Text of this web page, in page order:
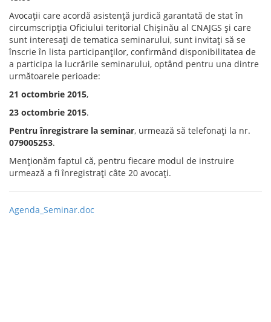
Avocaţii care acordă asistenţă jurdică garantată de stat în
circumscripţia Oficiului teritorial Chişinău al CNAJGS şi care
sunt interesaţi de tematica seminarului, sunt invitaţi să se
înscrie în lista participanţilor, confirmând disponibilitatea de
a participa la lucrările seminarului, optând pentru una dintre
următoarele perioade:
21 octombrie 2015,
23 octombrie 2015.
Pentru înregistrare la seminar, urmează să telefonaţi la nr.
079005253.
Menţionăm faptul că, pentru fiecare modul de instruire
urmează a fi înregistraţi câte 20 avocaţi.
Agenda_Seminar.doc